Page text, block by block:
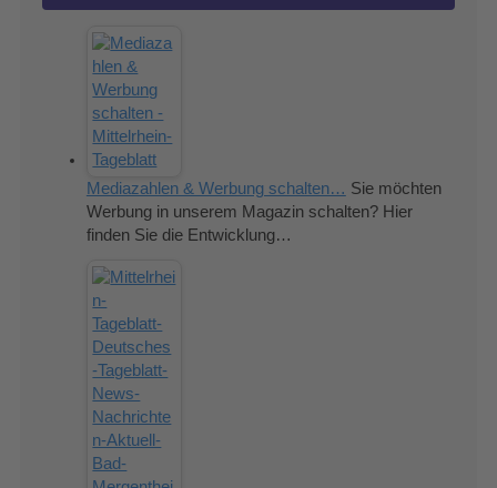
Mediazahlen & Werbung schalten… Sie möchten
Werbung in unserem Magazin schalten? Hier
finden Sie die Entwicklung…